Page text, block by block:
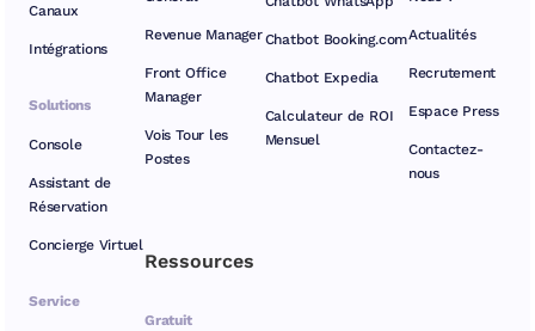
Canaux
Intégrations
Solutions
Console
Assistant de
Réservation
Concierge Virtuel
Service
Revenue Manager
Front Office
Manager
Vois Tour les
Postes
Ressources
Gratuit
Actualités
Recrutement
Espace Press
Contactez-
nous
Chatbot Booking.com
Chatbot Expedia
Calculateur de ROI
Mensuel